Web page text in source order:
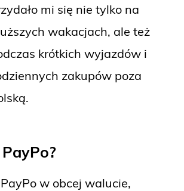
mi się nie tylko na
wakacjach, ale też
krótkich wyjazdów i
zakupów poza
w obcej walucie,